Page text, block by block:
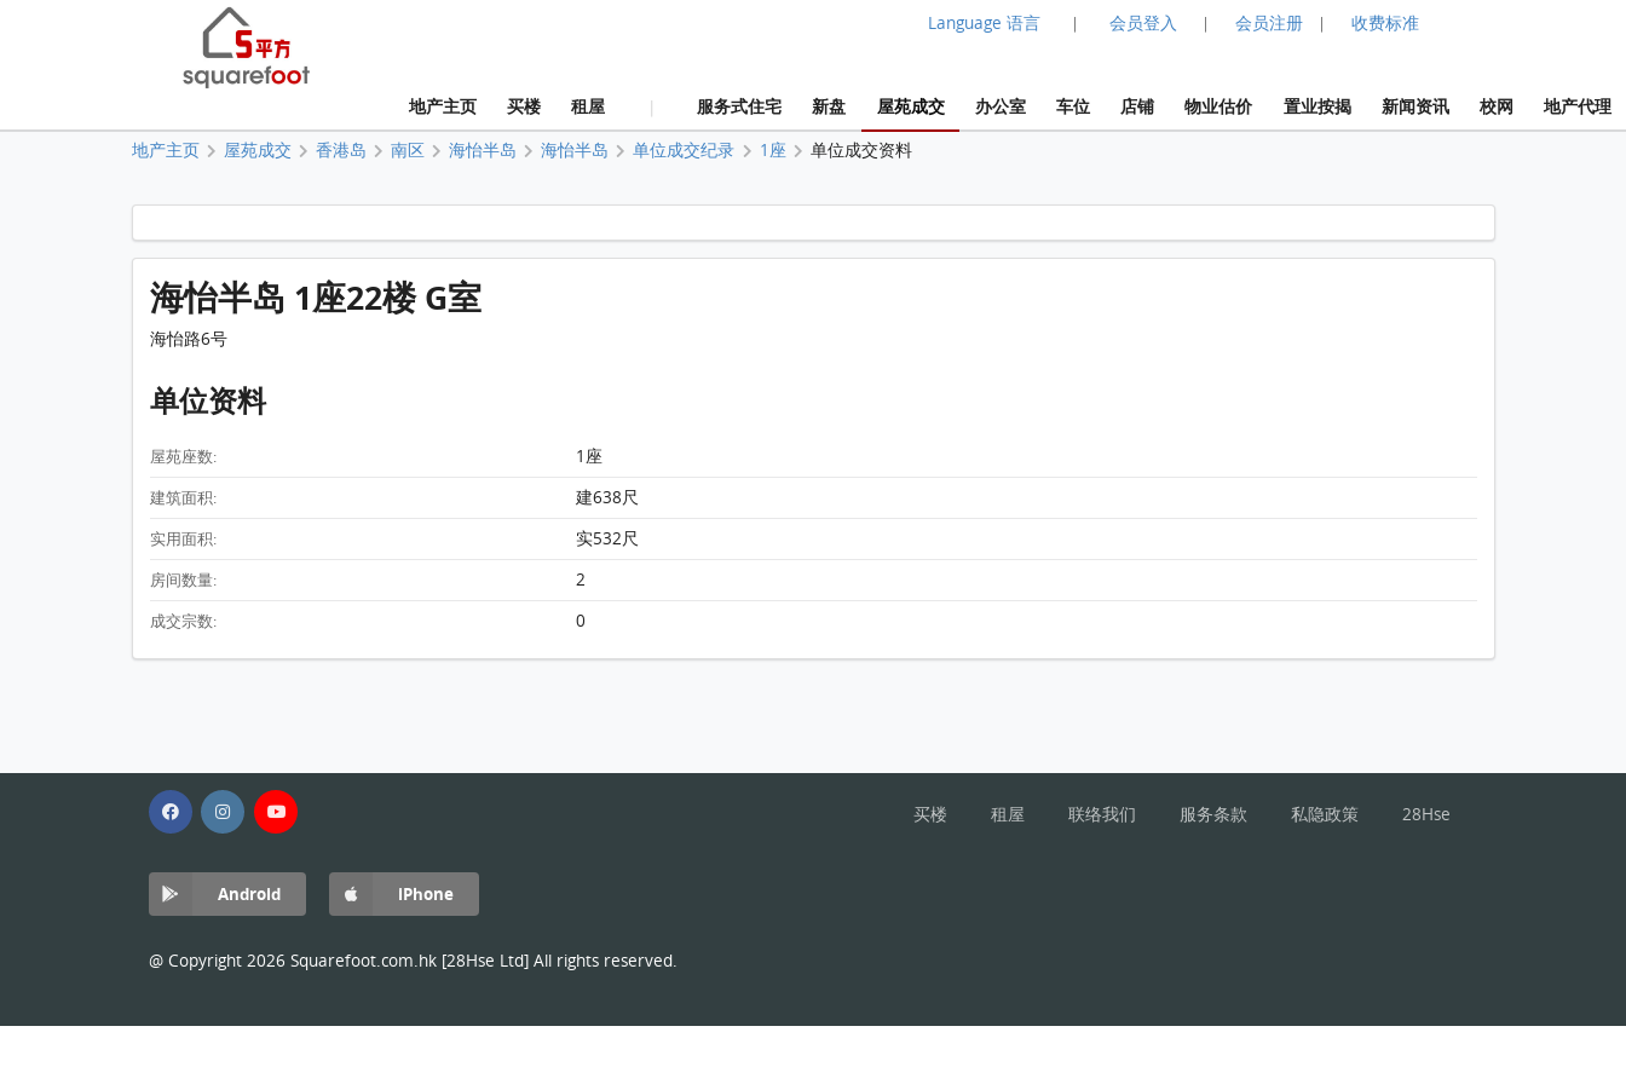
Language 语言 | 会员登入 | 会员注册 | 收费标准
地产主页 买楼 租屋 | 服务式住宅 新盘 屋苑成交 办公室 车位 店铺 物业估价 置业按揭 新闻资讯 校网 地产代理
地产主页 屋苑成交 香港岛 南区 海怡半岛 海怡半岛 单位成交纪录 1座 单位成交资料
海怡半岛 1座22楼 G室 平面图
海怡半岛 1座22楼 G室
海怡路6号
单位资料
屋苑座数: 1座
建筑面积: 建638尺
实用面积: 实532尺
房间数量: 2
成交宗数: 0
买楼 租屋 联络我们 服务条款 私隐政策 28Hse
Android iPhone
@ Copyright 2026 Squarefoot.com.hk [28Hse Ltd] All rights reserved.